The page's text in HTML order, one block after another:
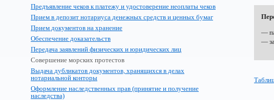
Предъявление чеков к платежу и удостоверение неоплаты чеков
Прием в депозит нотариуса денежных средств и ценных бумаг
Прием документов на хранение
Обеспечение доказательств
Передача заявлений физических и юридических лиц
Совершение морских протестов
Выдача дубликатов документов, хранящихся в делах
нотариальной конторы
Оформление наследственных прав (принятие и получение
наследства)
—
—